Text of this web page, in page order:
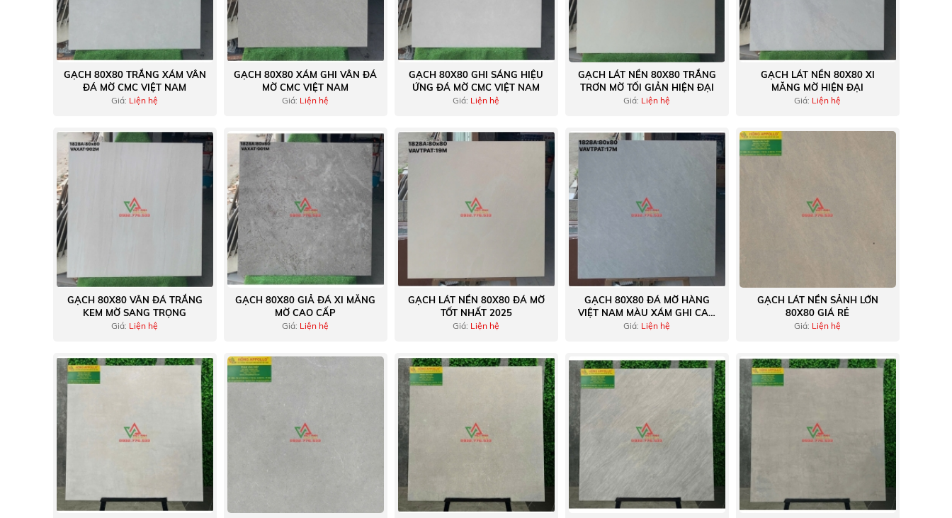
GẠCH 80X80 TRẮNG XÁM VÂN
ĐÁ MỜ CMC VIỆT NAM
Giá: Liện hệ
GẠCH 80X80 XÁM GHI VÂN ĐÁ
MỜ CMC VIỆT NAM
Giá: Liện hệ
GẠCH 80X80 GHI SÁNG HIỆU
ỨNG ĐÁ MỜ CMC VIỆT NAM
Giá: Liện hệ
GẠCH LÁT NỀN 80X80 TRẮNG
TRƠN MỜ TỐI GIẢN HIỆN ĐẠI
Giá: Liện hệ
GẠCH LÁT NỀN 80X80 XI
MĂNG MỜ HIỆN ĐẠI
Giá: Liện hệ
GẠCH 80X80 VÂN ĐÁ TRẮNG
KEM MỜ SANG TRỌNG
Giá: Liện hệ
GẠCH 80X80 GIẢ ĐÁ XI MĂNG
MỜ CAO CẤP
Giá: Liện hệ
GẠCH LÁT NỀN 80X80 ĐÁ MỜ
TỐT NHẤT 2025
Giá: Liện hệ
GẠCH 80X80 ĐÁ MỜ HÀNG
VIỆT NAM MÀU XÁM GHI CAO
CẤP
Giá: Liện hệ
GẠCH LÁT NỀN SẢNH LỚN
80X80 GIÁ RẺ
Giá: Liện hệ